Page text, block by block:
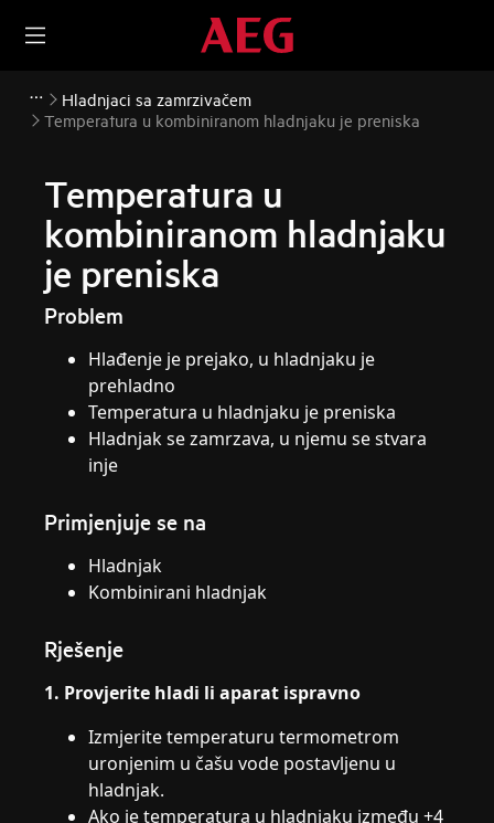
Hladnjaci sa zamrzivačem
Temperatura u kombiniranom hladnjaku je preniska
Temperatura u
kombiniranom hladnjaku
je preniska
Problem
Hlađenje je prejako, u hladnjaku je
prehladno
Temperatura u hladnjaku je preniska
Hladnjak se zamrzava, u njemu se stvara
inje
Primjenjuje se na
Hladnjak
Kombinirani hladnjak
Rješenje
1. Provjerite hladi li aparat ispravno
Izmjerite temperaturu termometrom
uronjenim u čašu vode postavljenu u
hladnjak.
Ako je temperatura u hladnjaku između +4